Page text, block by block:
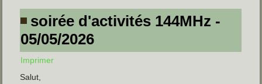
soirée d'activités 144MHz -
05/05/2026
Imprimer
Salut,